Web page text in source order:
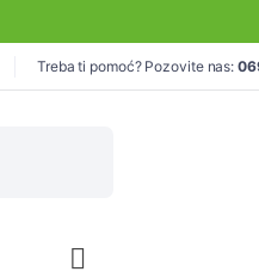
Treba ti pomoć? Pozovite nas: